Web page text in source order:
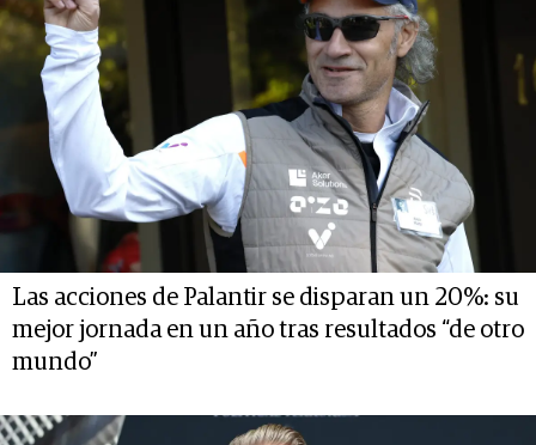
Las acciones de Palantir se disparan un 20%: su
mejor jornada en un año tras resultados “de otro
mundo”